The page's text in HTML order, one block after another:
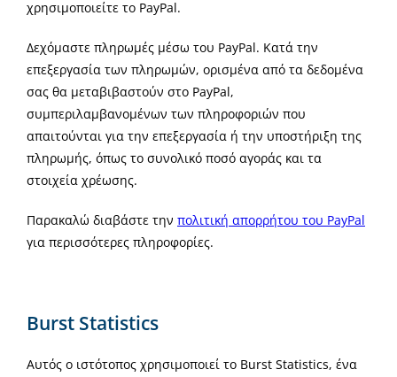
χρησιμοποιείτε το PayPal.
Δεχόμαστε πληρωμές μέσω του PayPal. Κατά την
επεξεργασία των πληρωμών, ορισμένα από τα δεδομένα
σας θα μεταβιβαστούν στο PayPal,
συμπεριλαμβανομένων των πληροφοριών που
απαιτούνται για την επεξεργασία ή την υποστήριξη της
πληρωμής, όπως το συνολικό ποσό αγοράς και τα
στοιχεία χρέωσης.
Παρακαλώ διαβάστε την πολιτική απορρήτου του PayPal
για περισσότερες πληροφορίες.
Burst Statistics
Αυτός ο ιστότοπος χρησιμοποιεί το Burst Statistics, ένα